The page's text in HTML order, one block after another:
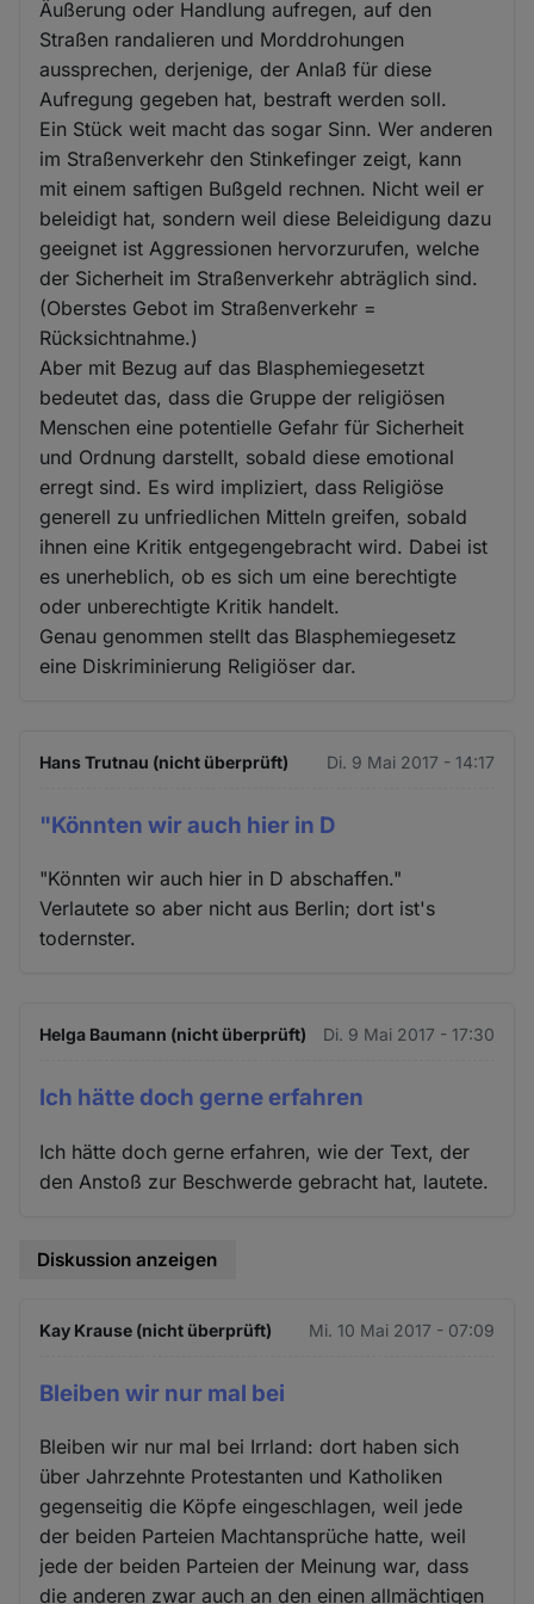
Äußerung oder Handlung aufregen, auf den
Straßen randalieren und Morddrohungen
aussprechen, derjenige, der Anlaß für diese
Aufregung gegeben hat, bestraft werden soll.
Ein Stück weit macht das sogar Sinn. Wer anderen
im Straßenverkehr den Stinkefinger zeigt, kann
mit einem saftigen Bußgeld rechnen. Nicht weil er
beleidigt hat, sondern weil diese Beleidigung dazu
geeignet ist Aggressionen hervorzurufen, welche
der Sicherheit im Straßenverkehr abträglich sind.
(Oberstes Gebot im Straßenverkehr =
Rücksichtnahme.)
Aber mit Bezug auf das Blasphemiegesetzt
bedeutet das, dass die Gruppe der religiösen
Menschen eine potentielle Gefahr für Sicherheit
und Ordnung darstellt, sobald diese emotional
erregt sind. Es wird impliziert, dass Religiöse
generell zu unfriedlichen Mitteln greifen, sobald
ihnen eine Kritik entgegengebracht wird. Dabei ist
es unerheblich, ob es sich um eine berechtigte
oder unberechtigte Kritik handelt.
Genau genommen stellt das Blasphemiegesetz
eine Diskriminierung Religiöser dar.
Hans Trutnau (nicht überprüft) Di. 9 Mai 2017 - 14:17
"Könnten wir auch hier in D
"Könnten wir auch hier in D abschaffen."
Verlautete so aber nicht aus Berlin; dort ist's
todernster.
Helga Baumann (nicht überprüft) Di. 9 Mai 2017 - 17:30
Ich hätte doch gerne erfahren
Ich hätte doch gerne erfahren, wie der Text, der
den Anstoß zur Beschwerde gebracht hat, lautete.
Diskussion anzeigen
Kay Krause (nicht überprüft) Mi. 10 Mai 2017 - 07:09
Bleiben wir nur mal bei
Bleiben wir nur mal bei Irrland: dort haben sich
über Jahrzehnte Protestanten und Katholiken
gegenseitig die Köpfe eingeschlagen, weil jede
der beiden Parteien Machtansprüche hatte, weil
jede der beiden Parteien der Meinung war, dass
die anderen zwar auch an den einen allmächtigen